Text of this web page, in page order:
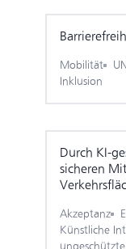
Mobilität
Inklusion
Durch KI-
sicheren
Akzeptanz
Künstliche